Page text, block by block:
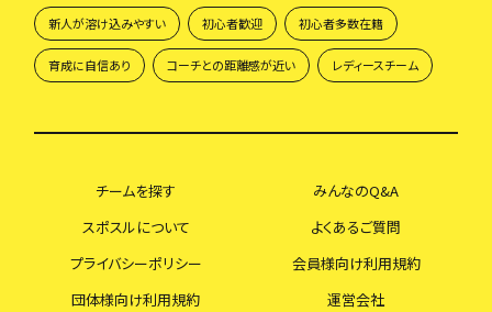
新人が溶け込みやすい 初心者歓迎 初心者多数在籍
育成に自信あり コーチとの距離感が近い レディースチーム
チームを探す
みんなのQ&A
スポスルについて
よくあるご質問
プライバシーポリシー
会員様向け利用規約
団体様向け利用規約
運営会社